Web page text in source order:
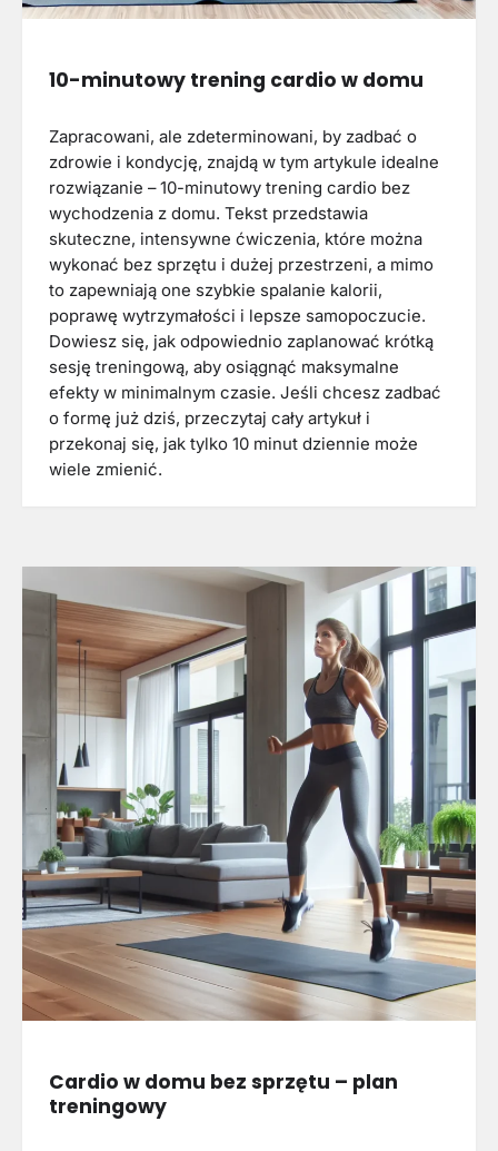
10-minutowy trening cardio w domu
Zapracowani, ale zdeterminowani, by zadbać o
zdrowie i kondycję, znajdą w tym artykule idealne
rozwiązanie – 10-minutowy trening cardio bez
wychodzenia z domu. Tekst przedstawia
skuteczne, intensywne ćwiczenia, które można
wykonać bez sprzętu i dużej przestrzeni, a mimo
to zapewniają one szybkie spalanie kalorii,
poprawę wytrzymałości i lepsze samopoczucie.
Dowiesz się, jak odpowiednio zaplanować krótką
sesję treningową, aby osiągnąć maksymalne
efekty w minimalnym czasie. Jeśli chcesz zadbać
o formę już dziś, przeczytaj cały artykuł i
przekonaj się, jak tylko 10 minut dziennie może
wiele zmienić.
Cardio w domu bez sprzętu – plan
treningowy